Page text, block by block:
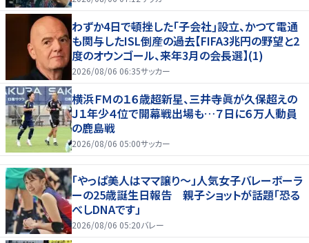
わずか4日で頓挫した｢子会社｣設立、かつて電通
も関与したISL倒産の過去【FIFA3兆円の野望と2
度のオウンゴール、来年3月の会長選】(1)
2026/08/06 06:35サッカー
横浜ＦＭの１６歳超新星、三井寺眞が久保超えの
Ｊ１年少４位で開幕戦出場も…７日に６万人動員
の鹿島戦
2026/08/06 05:00サッカー
「やっぱ美人はママ譲り～」人気女子バレーボーラ
ーの25歳誕生日報告 親子ショットが話題「恐る
べしDNAです」
2026/08/06 05:20バレー